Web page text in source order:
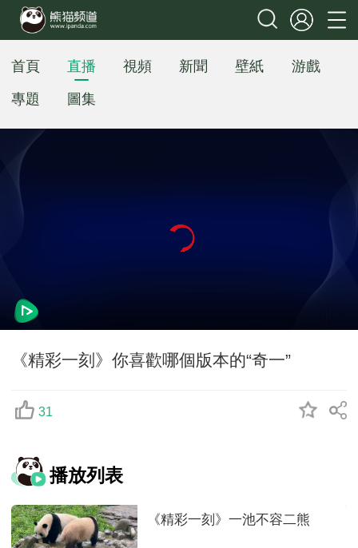
首頁 直播 視頻 新聞 壁紙
游戲
專題
圖集
《精彩一刻》你喜歡哪個版本的“奇一”
31
播放列表
《精彩一刻》一池不容二熊